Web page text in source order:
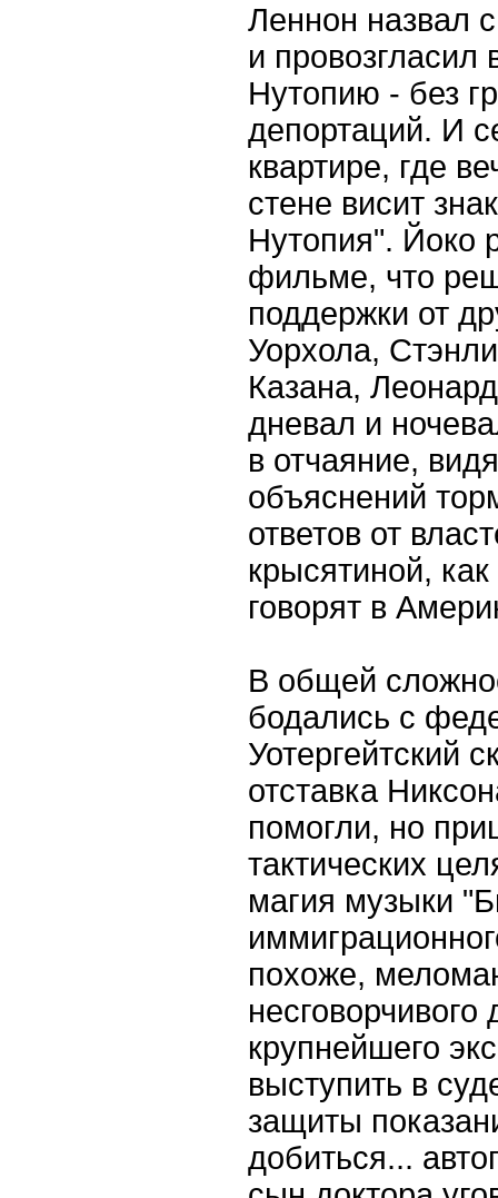
Леннон назвал
и
Нутопию - без
депортаций. И
квартире, где
стене висит
Нутопия". Йоко
фильме, что
поддержки от
Уорхола,
Казана,
дневал и
в отчаяние,
объяснений
ответов от
крысятиной,
говорят в
В общей
бодались с
Уотергейтский
отставка
помогли, но
тактических
магия музыки
похоже,
несговорчивого
крупнейшего
выступить в
защиты
добиться...